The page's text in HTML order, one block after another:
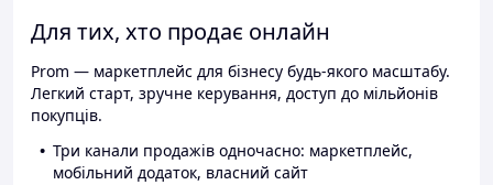
Для тих, хто продає онлайн
Prom — маркетплейс для бізнесу будь-якого масштабу.
Легкий старт, зручне керування, доступ до мільйонів
покупців.
Три канали продажів одночасно: маркетплейс,
мобільний додаток, власний сайт